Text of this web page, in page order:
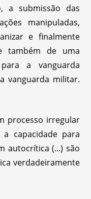
a submissão das
manipuladas,
e finalmente
também de uma
a vanguarda
vanguarda militar.
processo irregular
capacidade para
autocrítica (...) são
verdadeiramente